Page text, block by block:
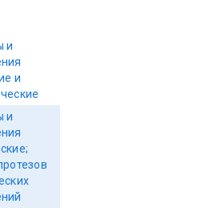
и
и
и